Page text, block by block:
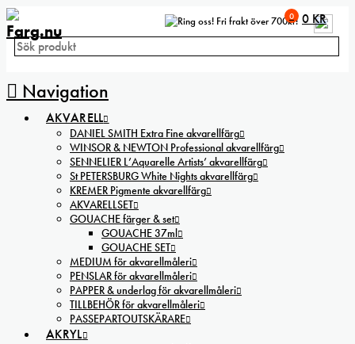
Fri frakt över 700kr!
Navigation
0 0 KR
AKVARELL
DANIEL SMITH Extra Fine akvarellfärg
WINSOR & NEWTON Professional akvarellfärg
SENNELIER L’Aquarelle Artists’ akvarellfärg
St PETERSBURG White Nights akvarellfärg
KREMER Pigmente akvarellfärg
AKVARELLSET
GOUACHE färger & set
GOUACHE 37ml
GOUACHE SET
MEDIUM för akvarellmåleri
PENSLAR för akvarellmåleri
PAPPER & underlag för akvarellmåleri
TILLBEHÖR för akvarellmåleri
PASSEPARTOUTSKÄRARE
AKRYL